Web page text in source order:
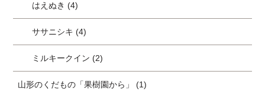
はえぬき (4)
ササニシキ (4)
ミルキークイン (2)
山形のくだもの「果樹園から」 (1)